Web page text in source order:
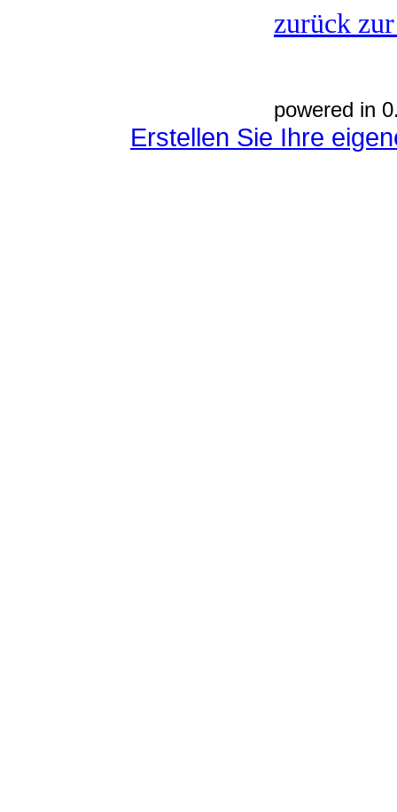
zurück
powered in
Erstellen Sie Ihre